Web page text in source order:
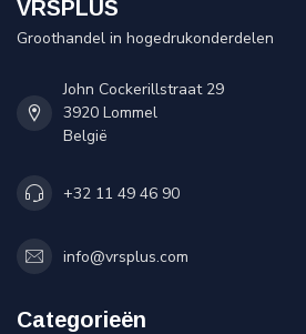
VRSPLUS
Groothandel in hogedrukonderdelen
John Cockerillstraat 29
3920 Lommel
België
+32 11 49 46 90
info@vrsplus.com
Categorieën